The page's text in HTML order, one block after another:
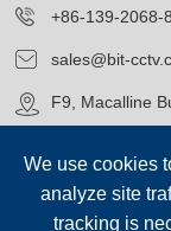
+86-139-2068-
sales@bit-
F9, Macalline
We use cookies
analyze site
tracking is